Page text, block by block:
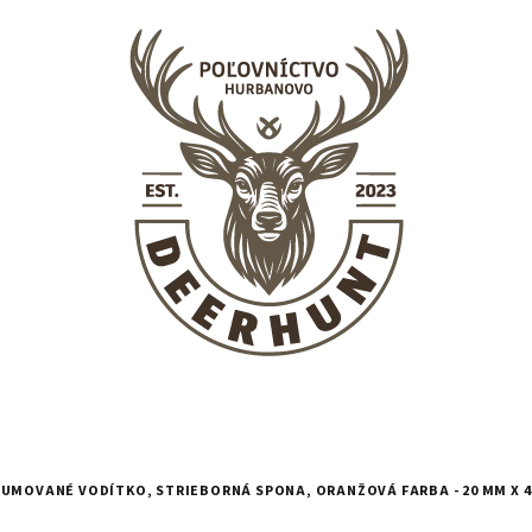
VODÍTKO, STRIEBORNÁ SPONA, ORANŽOVÁ FARBA - 20 MM X